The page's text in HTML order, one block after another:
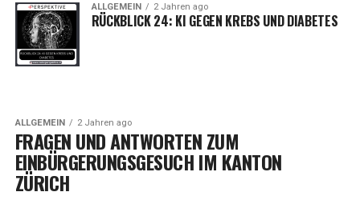
ALLGEMEIN 2 Jahren ago
RÜCKBLICK 24: KI GEGEN KREBS UND DIABETES
ALLGEMEIN 2 Jahren ago
FRAGEN UND ANTWORTEN ZUM
EINBÜRGERUNGSGESUCH IM KANTON
ZÜRICH